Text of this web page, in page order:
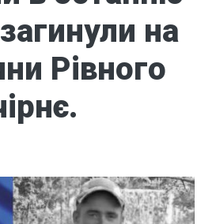
на
Рівного